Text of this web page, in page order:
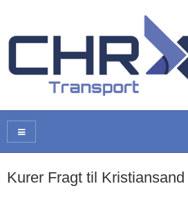
Kurer Fragt til Kristiansand